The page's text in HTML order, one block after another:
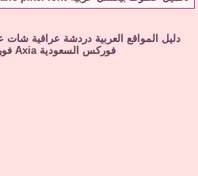
دليل المواقع العربية دردشة عراقية شات
فوركس السعودية Axia